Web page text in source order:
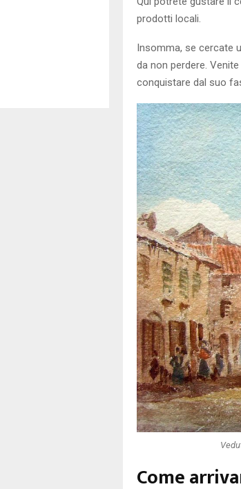
prodotti locali.
Insomma, se cercate
da non perdere.
conquistare dal suo
Come